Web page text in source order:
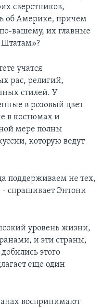
сверстников,
об Америке, причем
вашему, их главные
учатся
рас, религий,
стилей. У
в розовый цвет
в костюмах и
мере полны
которую ведут
поддерживаем не тех,
- спрашивает Энтони
уровень жизни,
и эти страны,
этого
еще один
воспринимают